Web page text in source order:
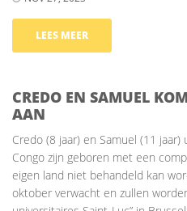
LEES MEER
CREDO EN SAMUEL
AAN
Credo (8 jaar) en Samuel (11
Congo zijn geboren met een
eigen land niet behandeld kan
oktober verwacht en zullen